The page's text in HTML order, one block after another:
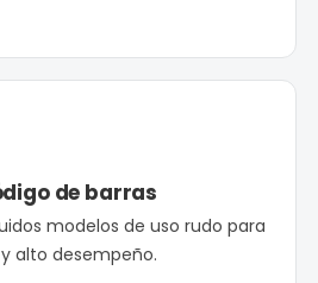
de barras
modelos de uso rudo para
alto desempeño.